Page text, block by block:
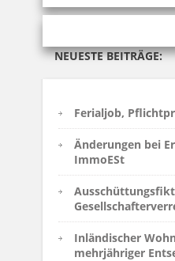
NEUESTE BEITRÄGE:
Ferialjob,
Änderungen bei
ImmoESt
Inländischer
mehrjähriger